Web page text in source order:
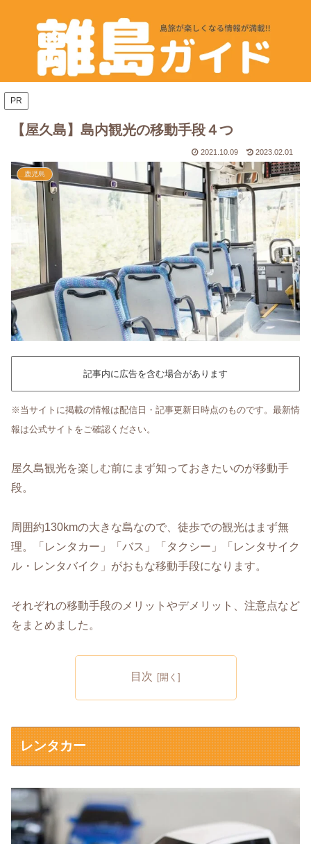
PR
【屋久島】島内観光の移動手段４つ
2021.10.09 2023.02.01
鹿児島
記事内に広告を含む場合があります
※当サイトに掲載の情報は配信日・記事更新日時点のものです。最新情
報は公式サイトをご確認ください。
屋久島観光を楽しむ前にまず知っておきたいのが移動手
段。
周囲約130kmの大きな島なので、徒歩での観光はまず無
理。「レンタカー」「バス」「タクシー」「レンタサイク
ル・レンタバイク」がおもな移動手段になります。
それぞれの移動手段のメリットやデメリット、注意点など
をまとめました。
目次
レンタカー